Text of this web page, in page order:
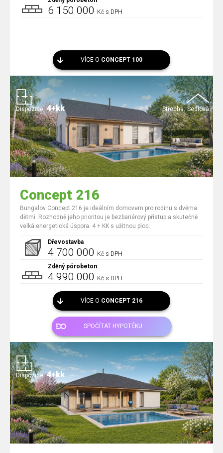
6 150 000 Kč s DPH
VÍCE O CONCEPT 100
Střecha: Sedlová
Dispozice: 4+kk
Concept 216
Bungalov Concept 216 je ideálním domovem pro rodinu s dvěma
dětmi. Rozhodně jeho prioritou je bezbariérový přístup a skutečně
velká energetická úspora. 4 + KK s užitnou ploc..
Dřevostavba
4 700 000 Kč s DPH
Zděný pórobeton
4 990 000 Kč s DPH
VÍCE O CONCEPT 216
SPOČÍTAT HYPOTÉKU
Dispozice: 4+kk